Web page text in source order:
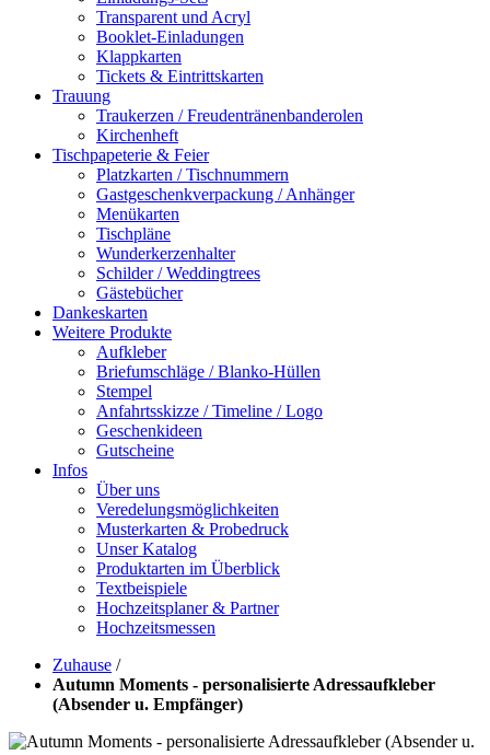
Transparent und Acryl
Booklet-Einladungen
Klappkarten
Tickets & Eintrittskarten
Trauung
Traukerzen / Freudentränenbanderolen
Kirchenheft
Tischpapeterie & Feier
Platzkarten / Tischnummern
Gastgeschenkverpackung / Anhänger
Menükarten
Tischpläne
Wunderkerzenhalter
Schilder / Weddingtrees
Gästebücher
Dankeskarten
Weitere Produkte
Aufkleber
Briefumschläge / Blanko-Hüllen
Stempel
Anfahrtsskizze / Timeline / Logo
Geschenkideen
Gutscheine
Infos
Über uns
Veredelungsmöglichkeiten
Musterkarten & Probedruck
Unser Katalog
Produktarten im Überblick
Textbeispiele
Hochzeitsplaner & Partner
Hochzeitsmessen
Zuhause /
Autumn Moments - personalisierte Adressaufkleber
(Absender u. Empfänger)